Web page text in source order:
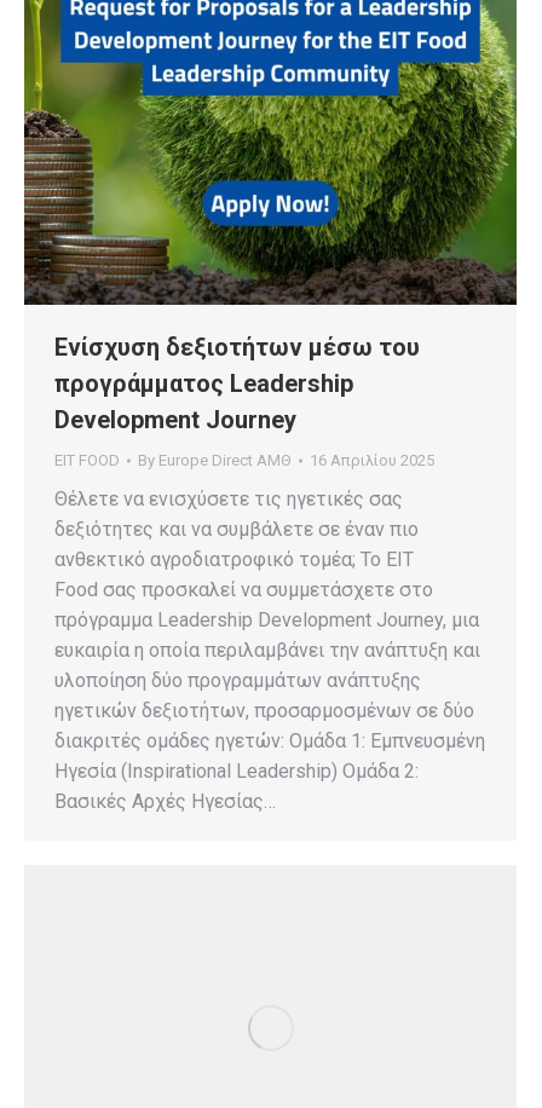
Ενίσχυση δεξιοτήτων μέσω του
προγράμματος Leadership
Development Journey
EIT FOOD By Europe Direct ΑΜΘ 16 Απριλίου 2025
Θέλετε να ενισχύσετε τις ηγετικές σας
δεξιότητες και να συμβάλετε σε έναν πιο
ανθεκτικό αγροδιατροφικό τομέα; Το EIT
Food σας προσκαλεί να συμμετάσχετε στο
πρόγραμμα Leadership Development Journey, μια
ευκαιρία η οποία περιλαμβάνει την ανάπτυξη και
υλοποίηση δύο προγραμμάτων ανάπτυξης
ηγετικών δεξιοτήτων, προσαρμοσμένων σε δύο
διακριτές ομάδες ηγετών: Ομάδα 1: Εμπνευσμένη
Ηγεσία (Inspirational Leadership) Ομάδα 2:
Βασικές Αρχές Ηγεσίας…